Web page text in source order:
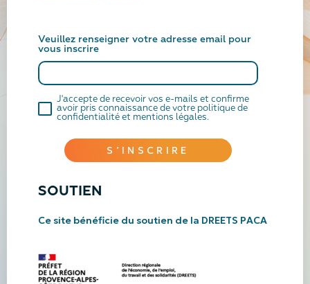
Veuillez renseigner votre adresse email pour
vous inscrire
J'accepte de recevoir vos e-mails et confirme
avoir pris connaissance de votre politique de
confidentialité et mentions légales.
S’INSCRIRE
SOUTIEN
Ce site bénéficie du soutien de la DREETS PACA